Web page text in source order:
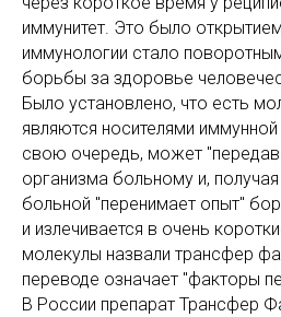
иммунитет. Это было
иммунологии стало
борьбы за здоровье
Было установлено, что есть
являются носителями
свою очередь, может
организма больному и,
больной "перенимает опыт"
и излечивается в очень
молекулы назвали трансфер
переводе означает "факторы
В России препарат Трансфер